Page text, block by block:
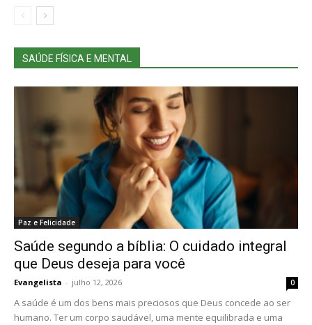
SAÚDE FÍSICA E MENTAL
Paz e Felicidade
Saúde segundo a bíblia: O cuidado integral
que Deus deseja para você
Evangelista - julho 12, 2026 0
A saúde é um dos bens mais preciosos que Deus concede ao ser
humano. Ter um corpo saudável, uma mente equilibrada e uma